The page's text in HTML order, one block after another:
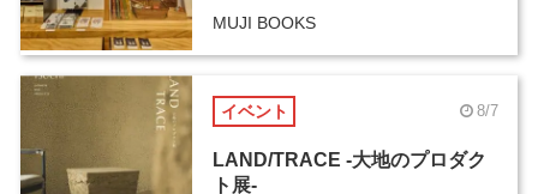
MUJI BOOKS
イベント 8/7
LAND/TRACE -大地のプロダク
ト展-